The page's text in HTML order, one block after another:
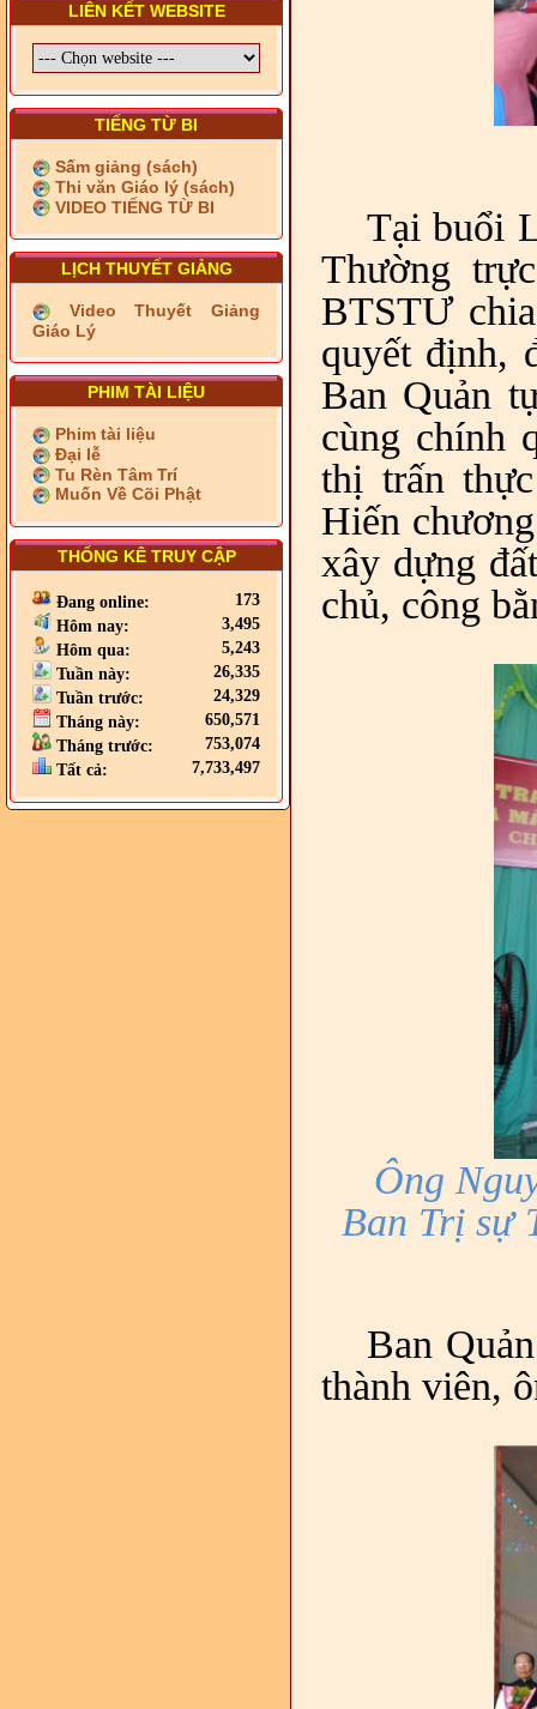
LIÊN KẾT WEBSITE
TIẾNG TỪ BI
Sấm giảng (sách)
Thi văn Giáo lý (sách)
VIDEO TIẾNG TỪ BI
LỊCH THUYẾT GIẢNG
Video Thuyết Giảng
Giáo Lý
PHIM TÀI LIỆU
Phim tài liệu
Đại lễ
Tu Rèn Tâm Trí
Muốn Về Cõi Phật
THỐNG KÊ TRUY CẬP
Đang online:
173
Hôm nay:
3,495
Hôm qua:
5,243
Tuần này:
26,335
Tuần trước:
24,329
Tháng này:
650,571
Tháng trước:
753,074
Tất cả:
7,733,497
Tại buổi
Thường
BTSTƯ
quyết định,
Ban Quản
cùng chính
thị trấn
Hiến
xây dựng
chủ, công
Ông
Ban Trị sự
Ban
thành viên,